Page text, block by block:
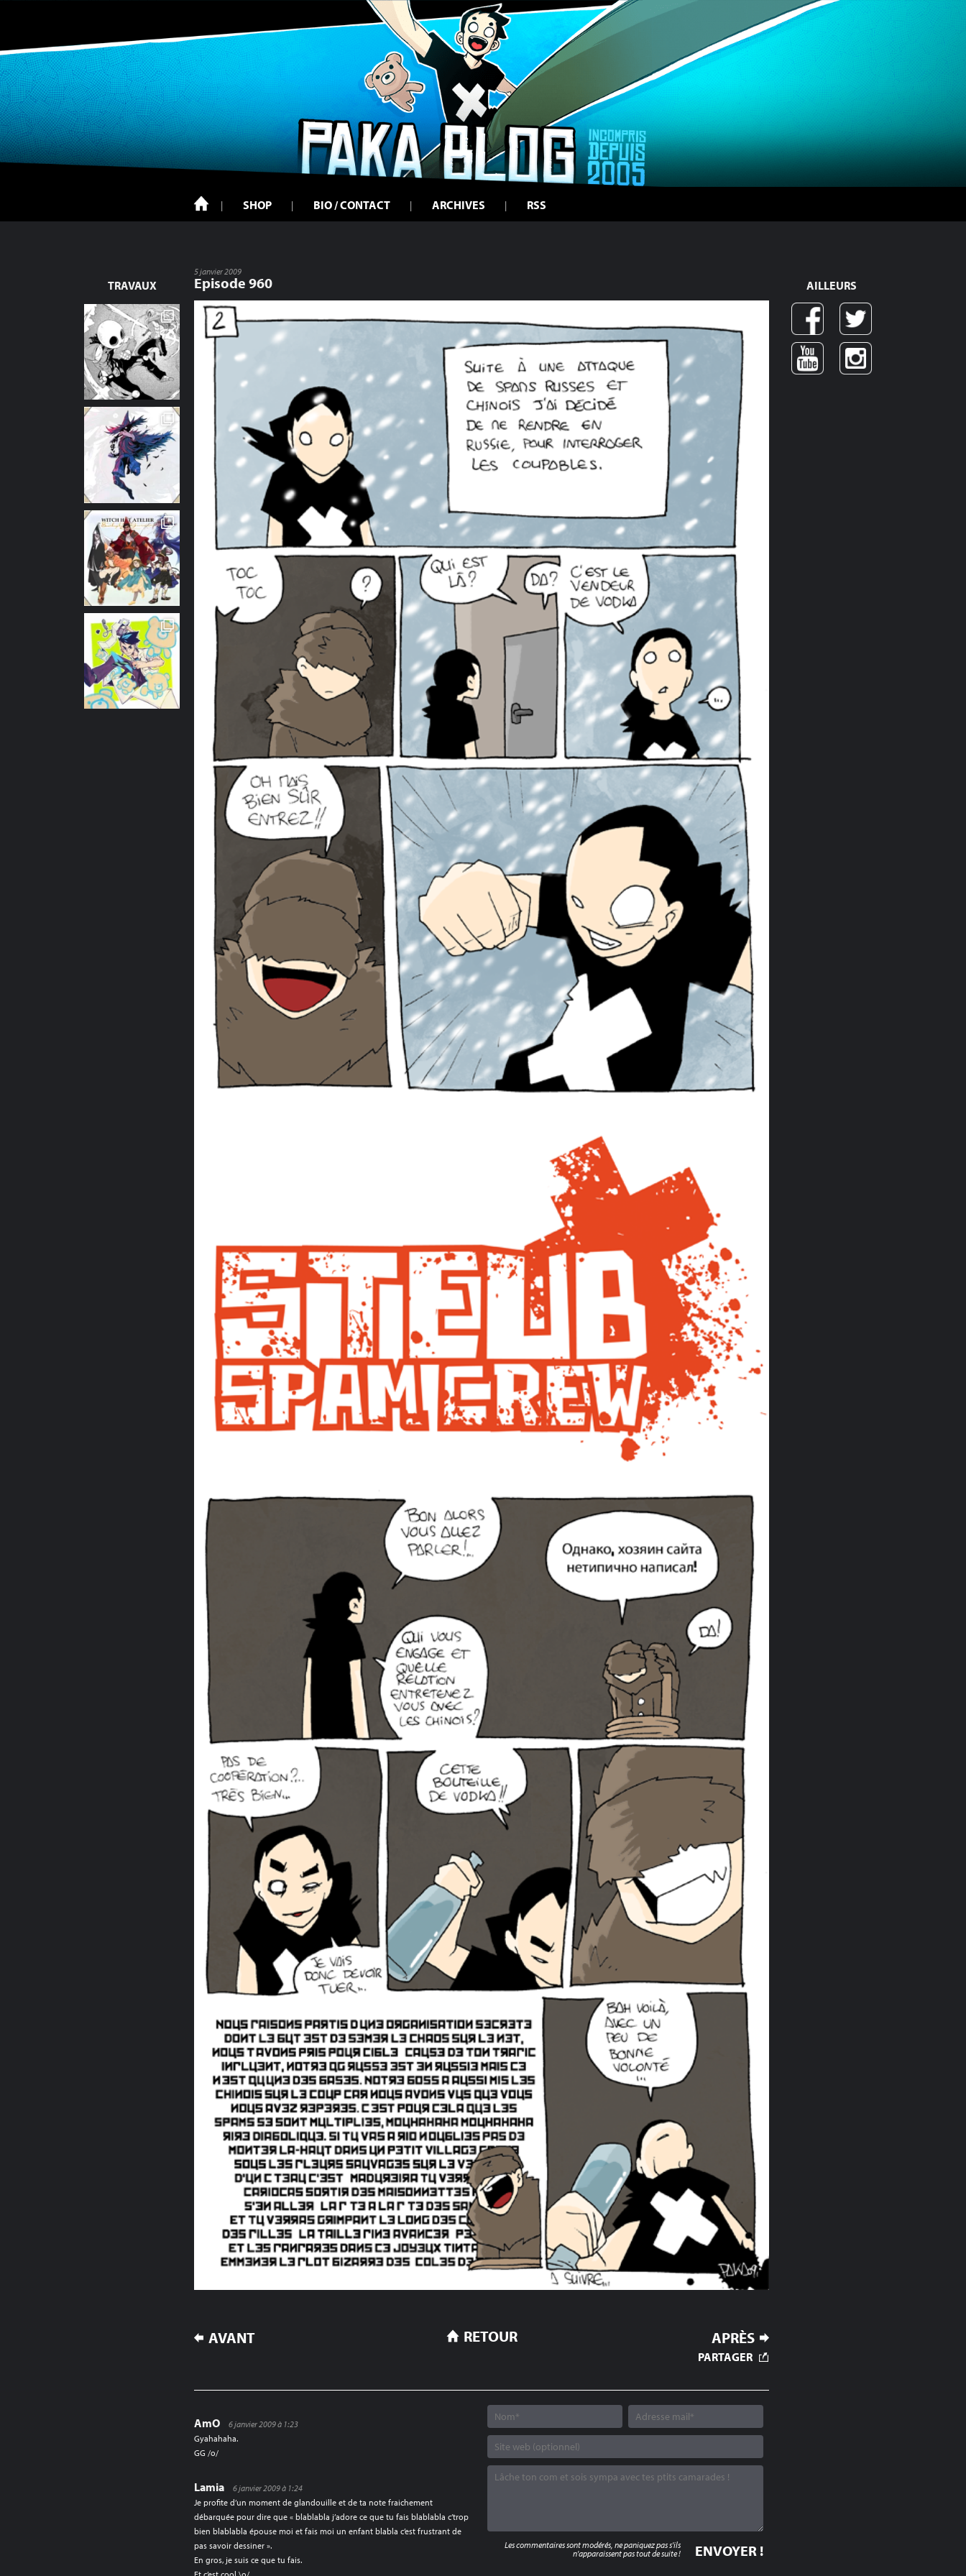
SHOP BIO / CONTACT ARCHIVES RSS
TRAVAUX
5 janvier 2009
Episode 960
NAVIGATION
AVANT APRÈS
RETOUR
PARTAGER
AmO
6 janvier 2009 à 1:23
Gyahahaha.
GG /o/
Lamia
6 janvier 2009 à 1:24
Je profite d’un moment de glandouille et de ta note fraichement
débarquée pour dire que « blablabla j’adore ce que tu fais blablabla c’trop
bien blablabla épouse moi et fais moi un enfant blabla c’est frustrant de
pas savoir dessiner ».
En gros, je suis ce que tu fais.
Les commentaires sont modérés, ne paniquez pas s'ils
n'apparaissent pas tout de suite !
AILLEURS